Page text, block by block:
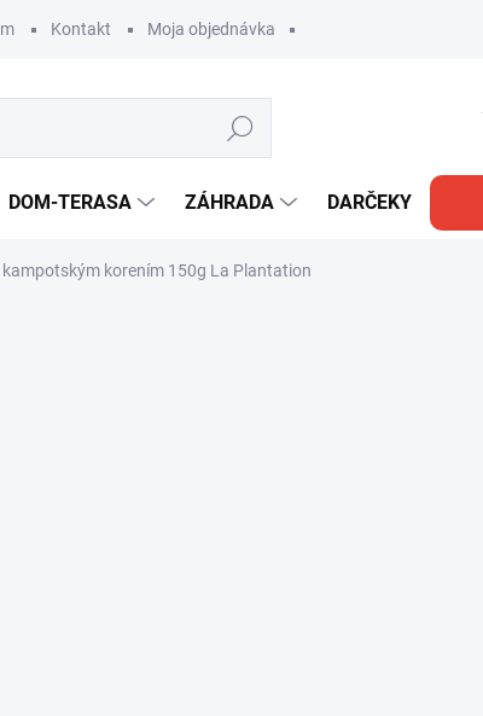
Kontakt Moja objednávka
Hľadať
DOM-TERASA ZÁHRADA DARČEKY
korením 150g La Plantation